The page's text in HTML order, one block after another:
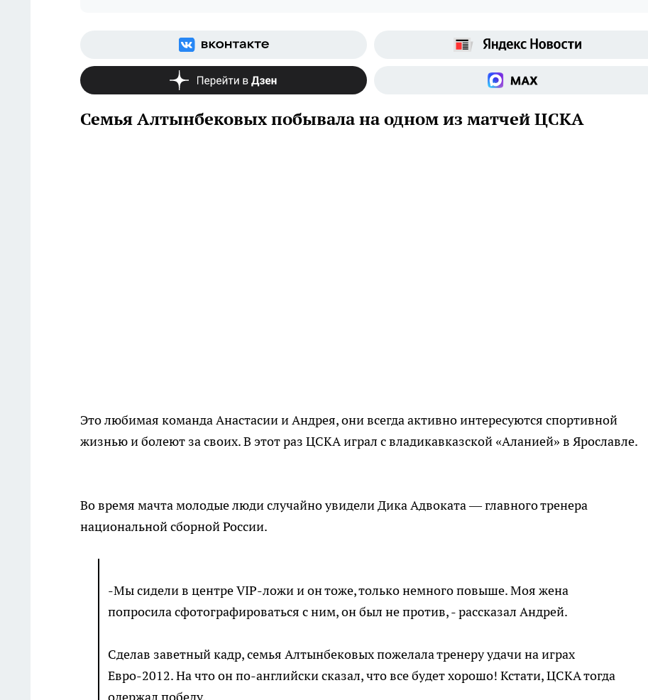
Семья Алтынбековых побывала на одном из матчей ЦСКА
Это любимая команда Анастасии и Андрея, они всегда активно интересуются спортивной
жизнью и болеют за своих. В этот раз ЦСКА играл с владикавказской «Аланией» в Ярославле.
Во время мачта молодые люди случайно увидели Дика Адвоката — главного тренера
национальной сборной России.
-Мы сидели в центре VIP-ложи и он тоже, только немного повыше. Моя жена
попросила сфотографироваться с ним, он был не против, - рассказал Андрей.
Сделав заветный кадр, семья Алтынбековых пожелала тренеру удачи на играх
Евро-2012. На что он по-английски сказал, что все будет хорошо! Кстати, ЦСКА тогда